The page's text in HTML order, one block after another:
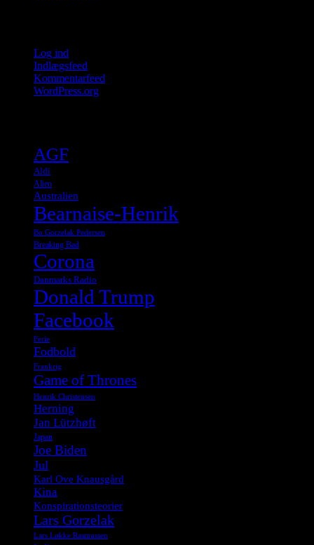
Log ind
Indlægsfeed
Kommentarfeed
WordPress.org
AGF
Aldi
Alien
Australien
Bearnaise-Henrik
Bo Gorzelak Pedersen
Breaking Bad
Corona
Danmarks Radio
Donald Trump
Facebook
Ferie
Fodbold
Frankrig
Game of Thrones
Henrik Christensen
Herning
Jan Lützhøft
Japan
Joe Biden
Jul
Karl Ove Knausgård
Kina
Konspirationsteorier
Lars Gorzelak
Lars Løkke Rasmussen